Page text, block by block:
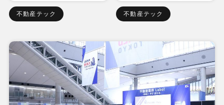
不動産テック 不動産テック